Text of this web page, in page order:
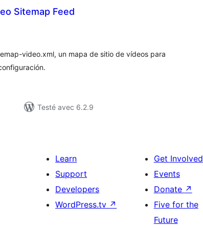
Sitemap Feed
video.xml, un mapa de sitio de vídeos para
Testé avec 6.2.9
Learn
Support
Developers
WordPress.tv ↗
Get Involved
Events
Donate ↗
Five for the
Future